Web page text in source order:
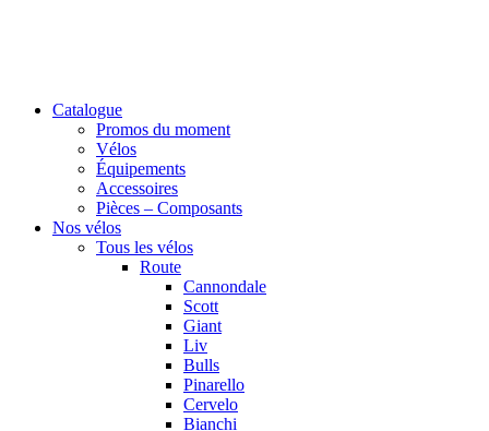
Catalogue
Promos du moment
Vélos
Équipements
Accessoires
Pièces – Composants
Nos vélos
Tous les vélos
Route
Cannondale
Scott
Giant
Liv
Bulls
Pinarello
Cervelo
Bianchi